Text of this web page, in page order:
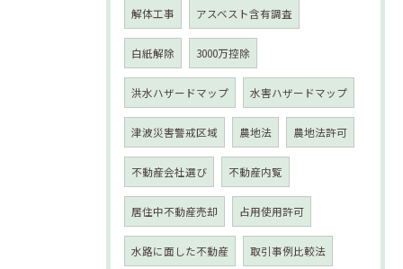
解体工事 アスベスト含有調査
白紙解除 3000万控除
洪水ハザードマップ 水害ハザードマップ
津波災害警戒区域 農地法 農地法許可
不動産会社選び 不動産内覧
居住中不動産売却 占用使用許可
水路に面した不動産 取引事例比較法